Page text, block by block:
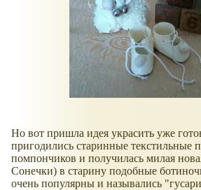
Но вот пришла идея украсить уже
пригодились старинные текстильные
помпончиков и получилась милая
Сонечки) в старину подобные
очень популярны и назывались